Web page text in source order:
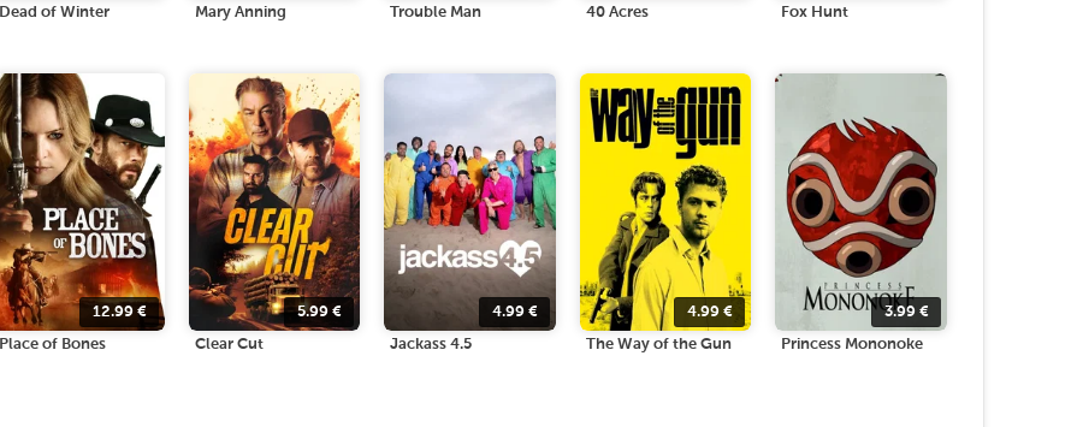
Dead of Winter Mary Anning Trouble Man 40 Acres Fox Hunt
12.99€
Place of Bones
5.99 €
Clear Cut
4.99€
Jackass 4.5
4.99 €
The Way of the Gun
3.99€
Princess Mononoke